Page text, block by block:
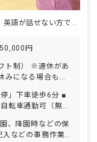
ながら様々な活動
く英語やダンスな
指導してくださり
お子さんと一緒に登園も相談OK！英語が話せない方でも安心して働けます
円
ト制） ※連休があ
みになる場合もあ
80％／5日以上の
暇 産前産後・育児
復帰率90％） 介
」下車徒歩6分 ■
転車通勤可（無料
しゃいます。
、降園時などの保
入などの事務作業